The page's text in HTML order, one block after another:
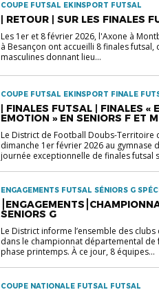
COUPE FUTSAL EKINSPORT FUTSAL
| RETOUR | SUR LES FINALES
Les 1er et 8 février 2026, l'Axone à
à Besançon ont accueilli 8 finales
masculines donnant lieu...
COUPE FUTSAL EKINSPORT FINALE
| FINALES FUTSAL | FINALES «
EMOTION » EN SENIORS F ET M
Le District de Football Doubs-Territoire
dimanche 1er février 2026 au gymnase
journée exceptionnelle de finales futsal
ENGAGEMENTS FUTSAL SÉNIORS G
SENIORS G
Le District informe l’ensemble des
dans le championnat départemental de
phase printemps. À ce jour, 8 équipes...
COUPE NATIONALE FUTSAL FUTSAL